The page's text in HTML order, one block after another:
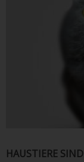
HAUSTIERE